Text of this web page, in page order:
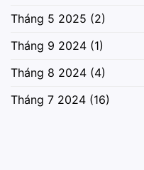
Tháng 5 2025 (2)
Tháng 9 2024 (1)
Tháng 8 2024 (4)
Tháng 7 2024 (16)